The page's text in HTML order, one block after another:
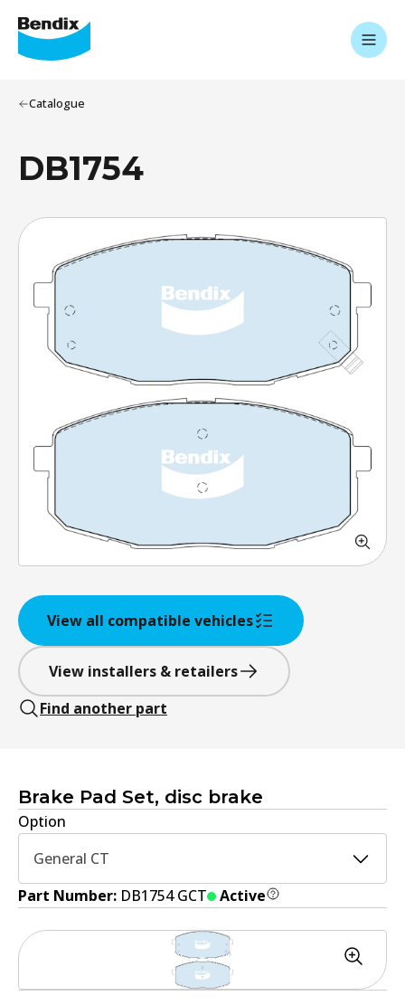
Catalogue
DB1754
View all compatible vehicles
View installers & retailers
Find another part
Brake Pad Set, disc brake
Option
General CT
Part Number: DB1754 GCT Active